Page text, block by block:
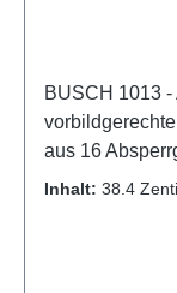
BUSCH 1013
aus 16
passende
Inhalt: 38.4